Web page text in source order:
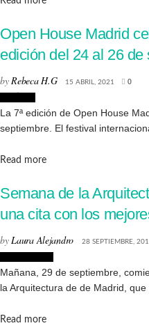
Open House Madrid
edición del 24 al 26 de
by Rebeca H.G 15 ABRIL, 2021 0
La 7ª edición de Open House
septiembre. El festival
Read moreDetails
Semana de la
una cita con los
byLaura Alejandro 28 SEPTIEMBRE,
Mañana, 29 de septiembre,
la Arquitectura de de Madrid, que
Read moreDetails